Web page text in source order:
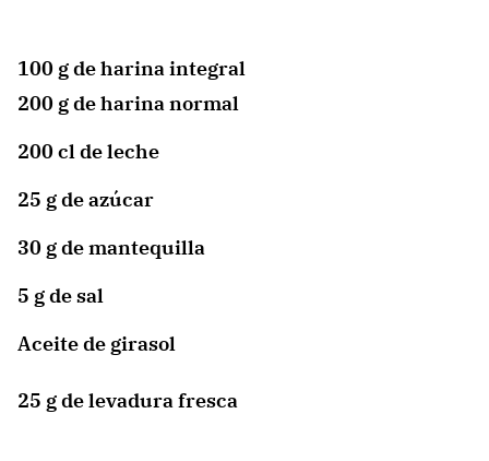
100 g de harina integral
200 g de harina normal
200 cl de leche
25 g de azúcar
30 g de mantequilla
5 g de sal
Aceite de girasol
25 g de levadura fresca